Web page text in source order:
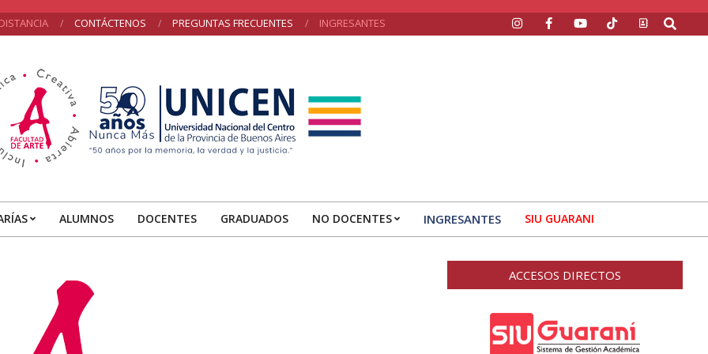
CONTÁCTENOS PREGUNTAS FRECUENTES INGRESANTES Search
ALUMNOS DOCENTES GRADUADOS NO DOCENTES INGRESANTES SIU GUARANI
ACCESOS DIRECTOS